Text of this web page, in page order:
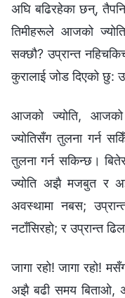
अघि बढिरहेका छन्,
तिमीहरूले आजको
सक्छौ? उप्रान्त
कुरालाई जोड दिएको छु:
आजको ज्योति, आजको
ज्योतिसँग तुलना गर्न
तुलना गर्न सकिन्छ।
ज्योति अझै मजबुत र
अवस्थामा नबस;
नटाँसिरहो; र उप्रान्त
जागा रहो! जागा रहो!
अझै बढी समय बिताओ,